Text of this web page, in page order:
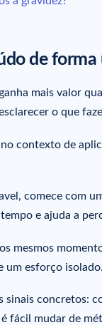
de forma
mais valor
o que
contexto de
comece com
e ajuda a
mesmos
um esforço isolado.
sinais concretos:
fácil mudar de